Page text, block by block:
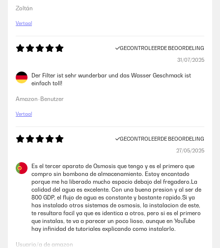
Zoltán
Vertaal
GECONTROLEERDE BEOORDELING
31/07/2025
Der Filter ist sehr wunderbar und das Wasser Geschmack ist
einfach toll!
Amazon-Benutzer
Vertaal
GECONTROLEERDE BEOORDELING
27/05/2025
Es el tercer aparato de Osmosis que tengo y es el primero que
compro sin bombona de almacenamiento. Estoy encantado
porque me ha liberado mucho espacio debajo del fregadero.La
calidad del agua es excelente. Con una buena presion y al ser de
800 GDP, el flujo de agua es constante y bastante rapido.Si ya
has instalado otros sistemas de osmosis, la instalacion de este,
te resultara facil ya que es identica a otros, pero si es el primero
que instalas, te va a parecer un poco lioso, aunque en YouTube
hay infinidad de tutoriales explicando como instalarlo.
Usuario/a de amazon